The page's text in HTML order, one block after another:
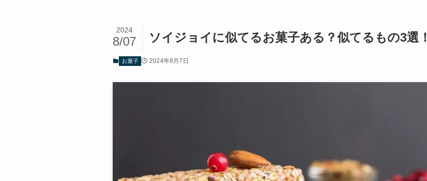
ソイジョイに似てるお菓子ある？似てるもの3選！
2024
8/07
お菓子 2024年8月7日